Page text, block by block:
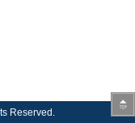
Reserved.